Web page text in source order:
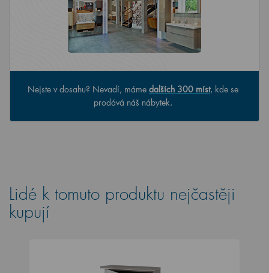
Nejste v dosahu? Nevadí, máme dalších 300 míst, kde se
prodává náš nábytek.
Lidé k tomuto produktu nejčastěji
kupují